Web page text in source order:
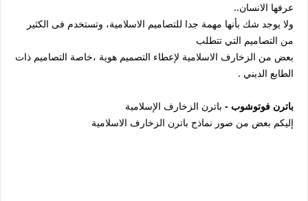
عرفها الانسان..
ولا يوجد شك بأنها مهمة جدا للتصاميم الاسلامية، وتستخدم فى الكثير
من التصاميم التي تتطلب
بعض من الزخارف الاسلامية لإعطاء التصميم هوية ،خاصة التصاميم ذات
الطابع الديني .
باترن فوتوشوب - باترن الزخارف الإسلامية
إليكم بعض من صور نماذج باترن الزخارف الاسلامية